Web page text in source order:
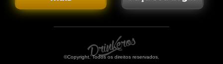
©Copyright. Todos os direitos reservados.